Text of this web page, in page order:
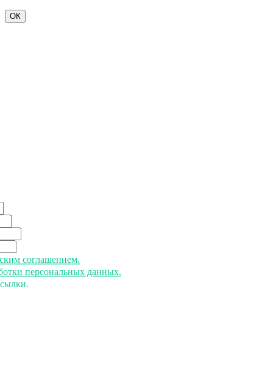
ОК
соглашением.
персональных данных.